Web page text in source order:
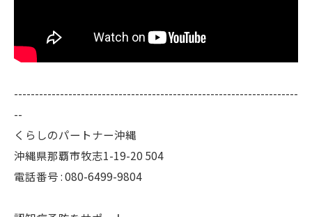
--------------------------------------------------------------------
--
くらしのパートナー沖縄
沖縄県那覇市牧志1-19-20 504
電話番号 : 080-6499-9804